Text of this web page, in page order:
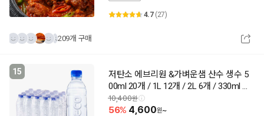
4.7 (27)
209개 구매
15
저탄소 에브리원 &가벼운샘 산수 생수 5
00ml 20개 / 1L 12개 / 2L 6개 / 330ml 2
0개
10,400
56 4,600
~